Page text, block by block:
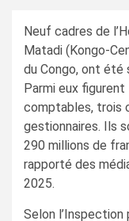
Neuf cadres de
Matadi (Kongo-
du Congo, ont été
Parmi eux
comptables, trois
gestionnaires. Ils
290 millions de
rapporté des
2025.
Selon l’Inspection